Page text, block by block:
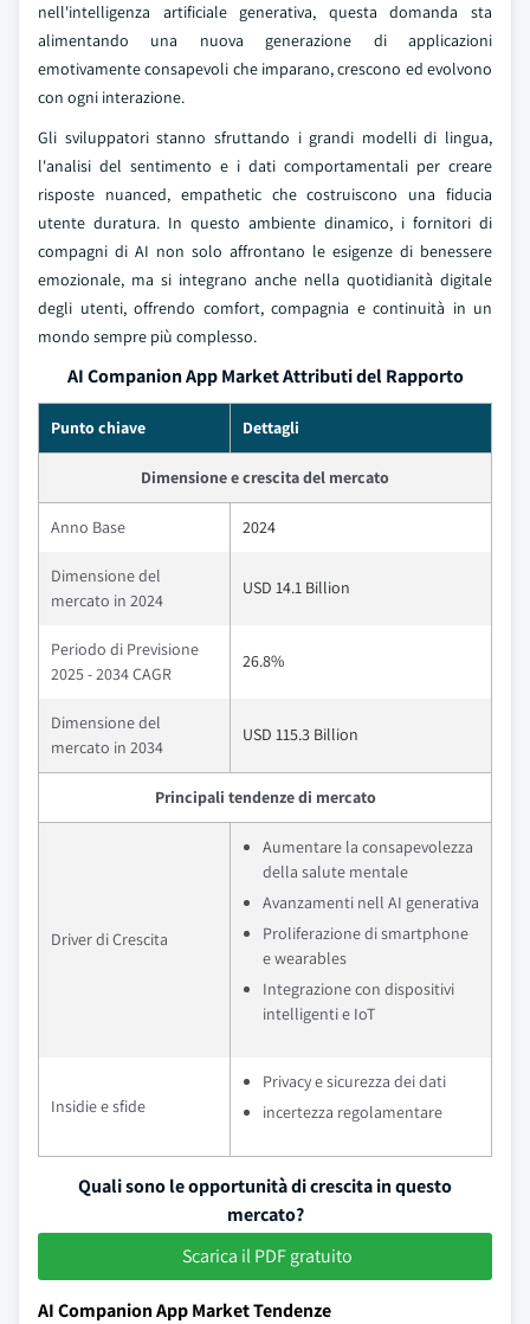
nell'intelligenza artificiale generativa, questa domanda sta
alimentando una nuova generazione di applicazioni
emotivamente consapevoli che imparano, crescono ed evolvono
con ogni interazione.
Gli sviluppatori stanno sfruttando i grandi modelli di lingua,
l'analisi del sentimento e i dati comportamentali per creare
risposte nuanced, empathetic che costruiscono una fiducia
utente duratura. In questo ambiente dinamico, i fornitori di
compagni di AI non solo affrontano le esigenze di benessere
emozionale, ma si integrano anche nella quotidianità digitale
degli utenti, offrendo comfort, compagnia e continuità in un
mondo sempre più complesso.
AI Companion App Market Attributi del Rapporto
Punto chiave Dettagli
Dimensione e crescita del mercato
Anno Base 2024
Dimensione del
mercato in 2024
USD 14.1 Billion
Periodo di Previsione
2025 - 2034 CAGR
26.8%
Dimensione del
mercato in 2034
USD 115.3 Billion
Principali tendenze di mercato
Driver di Crescita
Aumentare la consapevolezza
della salute mentale
Avanzamenti nell AI generativa
Proliferazione di smartphone
e wearables
Integrazione con dispositivi
intelligenti e IoT
Insidie e sfide
Privacy e sicurezza dei dati
incertezza regolamentare
Quali sono le opportunità di crescita in questo
mercato?
Scarica il PDF gratuito
AI Companion App Market Tendenze